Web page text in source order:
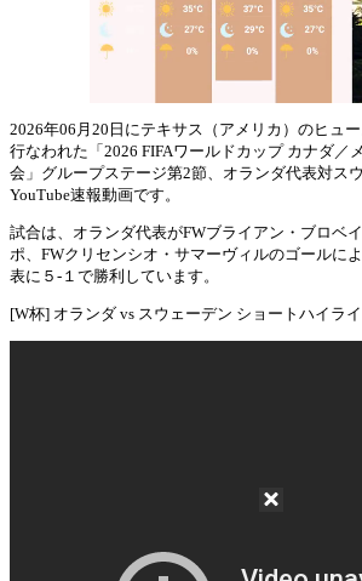
2026年06月20日にテキサス（アメリカ）のヒュ
行なわれた「2026 FIFAワールドカップ カナダ／
会」グループステージ第2節、オランダ代表対ス
YouTube速報動画です。
試合は、オランダ代表がFWブライアン・ブロベ
ポ、FWクリセンシオ・サマーヴィルのゴールに
表に５-１で勝利しています。
[W杯] オランダ vs スウェーデン ショートハイラ